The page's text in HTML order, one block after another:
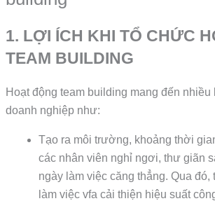
1. LỢI ÍCH KHI TỔ CHỨC
TEAM BUILDING
Hoạt động team building mang đến
doanh nghiệp như:
Tạo ra môi trường, khoảng thời
các nhân viên nghỉ ngơi, thư giãn
ngày làm việc căng thẳng. Qua đó,
làm việc vfa cải thiện hiệu suất